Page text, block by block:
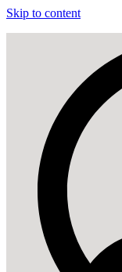
Skip to content